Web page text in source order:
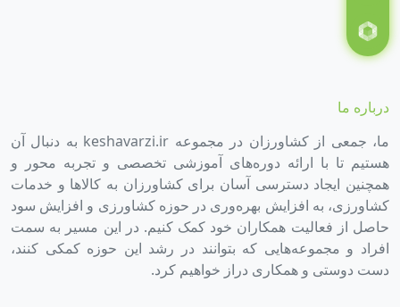
درباره ما
ما، جمعی از کشاورزان در مجموعه keshavarzi.ir به دنبال آن
هستیم تا با ارائه دوره‌های آموزشی تخصصی و تجربه محور و
همچنین ایجاد دسترسی آسان برای کشاورزان به کالاها و خدمات
کشاورزی، به افزایش بهره‌وری در حوزه کشاورزی و افزایش سود
حاصل از فعالیت همکاران خود کمک کنیم. در این مسیر به سمت
افراد و مجموعه‌هایی که بتوانند در رشد این حوزه کمکی کنند،
دست دوستی و همکاری دراز خواهیم کرد.